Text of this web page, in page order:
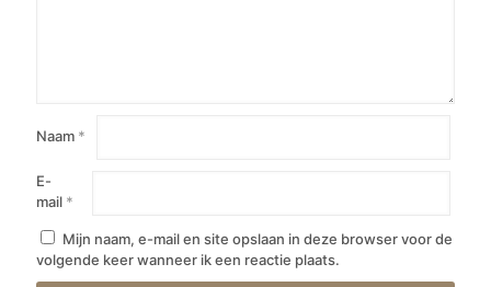
Naam *
E-
mail *
Mijn naam, e-mail en site opslaan in deze browser voor de
volgende keer wanneer ik een reactie plaats.